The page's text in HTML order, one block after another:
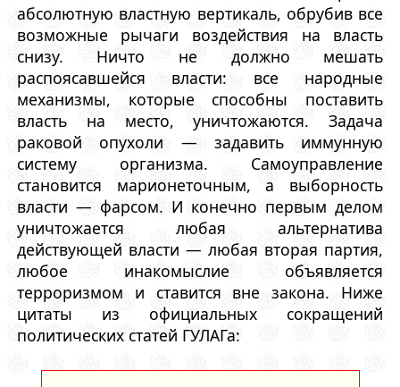
абсолютную властную вертикаль, обрубив все
возможные рычаги воздействия на власть
снизу. Ничто не должно мешать
распоясавшейся власти: все народные
механизмы, которые способны поставить
власть на место, уничтожаются. Задача
раковой опухоли — задавить иммунную
систему организма. Самоуправление
становится марионеточным, а выборность
власти — фарсом. И конечно первым делом
уничтожается любая альтернатива
действующей власти — любая вторая партия,
любое инакомыслие объявляется
терроризмом и ставится вне закона. Ниже
цитаты из официальных сокращений
политических статей ГУЛАГа: